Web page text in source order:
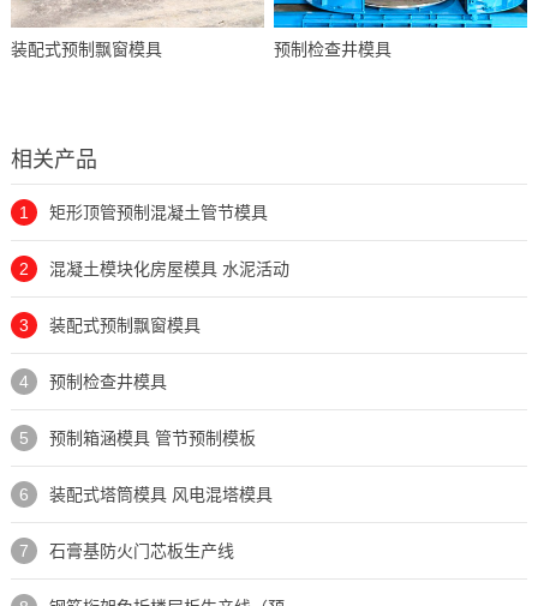
装配式预制飘窗模具 预制检查井模具
相关产品
1 矩形顶管预制混凝土管节模具
2 混凝土模块化房屋模具 水泥活动
3 装配式预制飘窗模具
4 预制检查井模具
5 预制箱涵模具 管节预制模板
6 装配式塔筒模具 风电混塔模具
7 石膏基防火门芯板生产线